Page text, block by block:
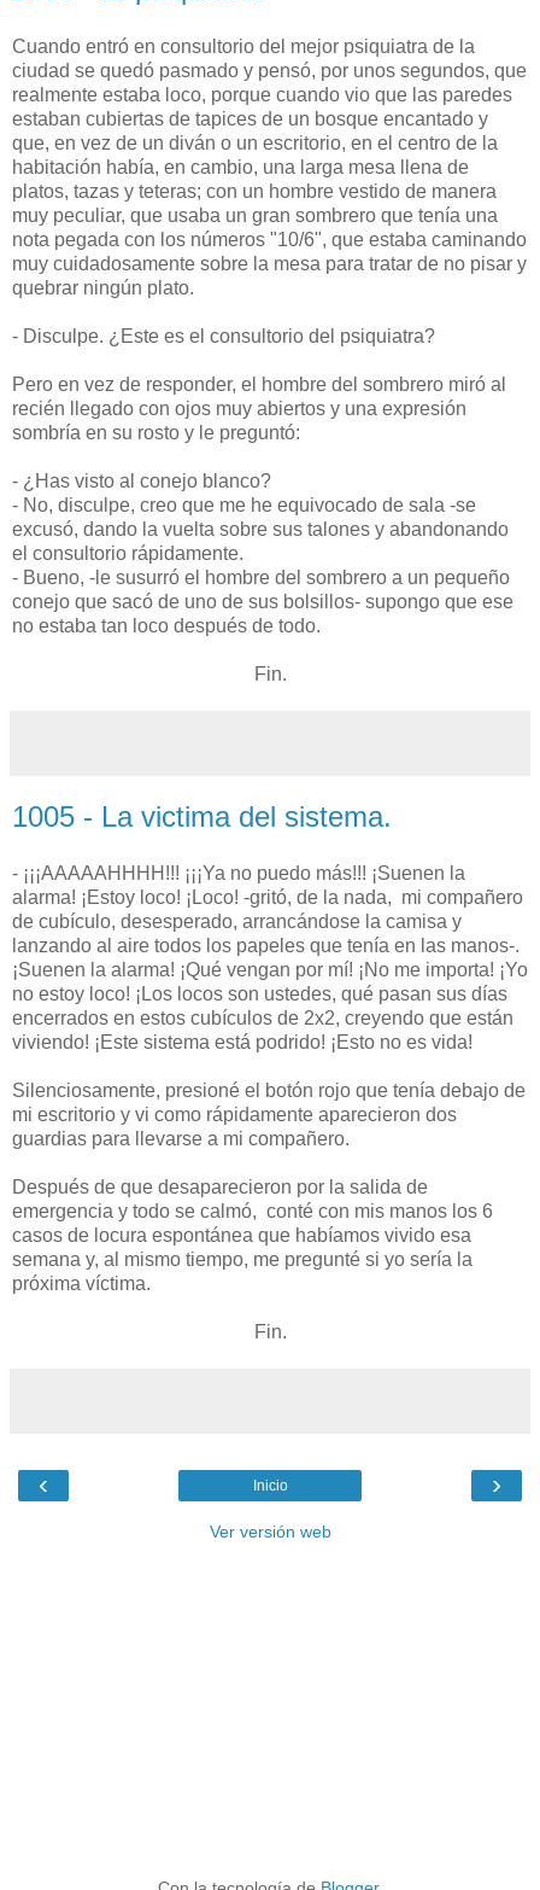
Cuando entró en consultorio del mejor psiquiatra de la
ciudad se quedó pasmado y pensó, por unos segundos, que
realmente estaba loco, porque cuando vio que las paredes
estaban cubiertas de tapices de un bosque encantado y
que, en vez de un diván o un escritorio, en el centro de la
habitación había, en cambio, una larga mesa llena de
platos, tazas y teteras; con un hombre vestido de manera
muy peculiar, que usaba un gran sombrero que tenía una
nota pegada con los números "10/6", que estaba caminando
muy cuidadosamente sobre la mesa para tratar de no pisar y
quebrar ningún plato.
- Disculpe. ¿Este es el consultorio del psiquiatra?
Pero en vez de responder, el hombre del sombrero miró al
recién llegado con ojos muy abiertos y una expresión
sombría en su rosto y le preguntó:
- ¿Has visto al conejo blanco?
- No, disculpe, creo que me he equivocado de sala -se
excusó, dando la vuelta sobre sus talones y abandonando
el consultorio rápidamente.
- Bueno, -le susurró el hombre del sombrero a un pequeño
conejo que sacó de uno de sus bolsillos- supongo que ese
no estaba tan loco después de todo.
Fin.
1005 - La victima del sistema.
- ¡¡¡AAAAAHHHH!!! ¡¡¡Ya no puedo más!!! ¡Suenen la
alarma! ¡Estoy loco! ¡Loco! -gritó, de la nada, mi compañero
de cubículo, desesperado, arrancándose la camisa y
lanzando al aire todos los papeles que tenía en las manos-.
¡Suenen la alarma! ¡Qué vengan por mí! ¡No me importa! ¡Yo
no estoy loco! ¡Los locos son ustedes, qué pasan sus días
encerrados en estos cubículos de 2x2, creyendo que están
viviendo! ¡Este sistema está podrido! ¡Esto no es vida!
Silenciosamente, presioné el botón rojo que tenía debajo de
mi escritorio y vi como rápidamente aparecieron dos
guardias para llevarse a mi compañero.
Después de que desaparecieron por la salida de
emergencia y todo se calmó, conté con mis manos los 6
casos de locura espontánea que habíamos vivido esa
semana y, al mismo tiempo, me pregunté si yo sería la
próxima víctima.
Fin.
‹ ›
Inicio
Ver versión web